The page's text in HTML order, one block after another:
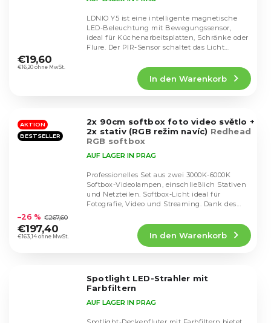
durchschnittliche
Produktbewertung
Sternen.
€16,20 ohne MwSt.
€19,60
In den Warenkorb
LDNIO Y5 ist eine intelligente magnetische
LED-Beleuchtung mit Bewegungssensor,
ideal für Küchenarbeitsplatten, Schränke oder
Flure. Der PIR-Sensor schaltet das Licht
AKTION
BESTSELLER
2x 90cm softbox foto video světlo +
2x stativ (RGB režim navíc) Redhead
RGB softbox
durchschnittliche
Produktbewertung
ist
AUF LAGER IN PRAG
€163,14 ohne MwSt.
–26 % €267,60
€197,40
In den Warenkorb
Professionelles Set aus zwei 3000K-6000K
Softbox-Videolampen, einschließlich Stativen
und Netzteilen. Softbox-Licht ideal für
Fotografie, Video und Streaming. Dank des...
Spotlight LED-Strahler mit
Farbfiltern
AUF LAGER IN PRAG